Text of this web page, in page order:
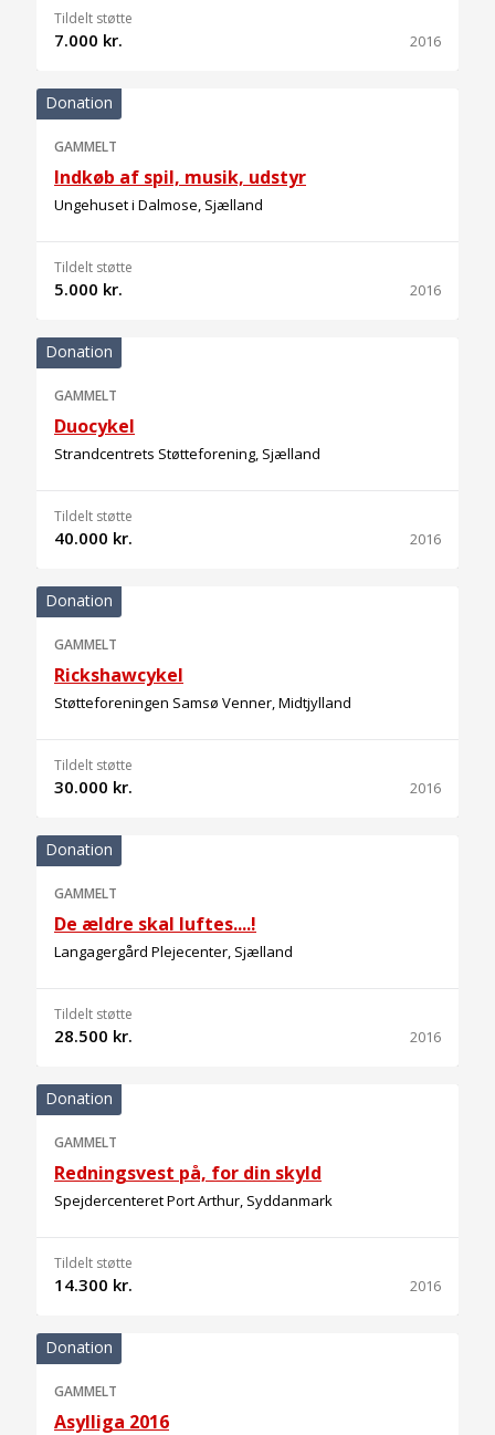
Tildelt støtte
7.000 kr. 2016
Donation
GAMMELT
Indkøb af spil, musik, udstyr
Ungehuset i Dalmose, Sjælland
Tildelt støtte
5.000 kr. 2016
Donation
GAMMELT
Duocykel
Strandcentrets Støtteforening, Sjælland
Tildelt støtte
40.000 kr. 2016
Donation
GAMMELT
Rickshawcykel
Støtteforeningen Samsø Venner, Midtjylland
Tildelt støtte
30.000 kr. 2016
Donation
GAMMELT
De ældre skal luftes....!
Langagergård Plejecenter, Sjælland
Tildelt støtte
28.500 kr. 2016
Donation
GAMMELT
Redningsvest på, for din skyld
Spejdercenteret Port Arthur, Syddanmark
Tildelt støtte
14.300 kr. 2016
Donation
GAMMELT
Asylliga 2016